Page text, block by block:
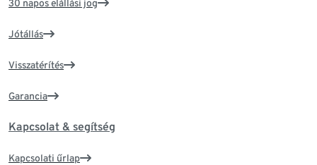
30 napos elállási jog
Jótállás
Visszatérítés
Garancia
Kapcsolat & segítség
Kapcsolati űrlap